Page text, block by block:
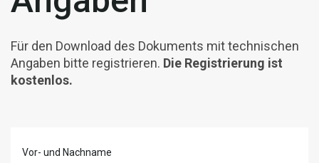
Für den Download des Dokuments mit technischen
Angaben bitte registrieren. Die Registrierung ist
kostenlos.
Vor- und Nachname